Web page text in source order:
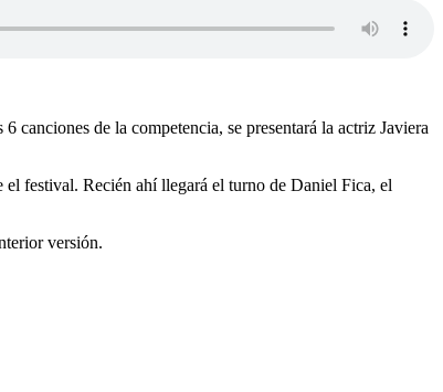
de la competencia, se presentará la actriz Javiera
festival. Recién ahí llegará el turno de Daniel Fica, el
versión.